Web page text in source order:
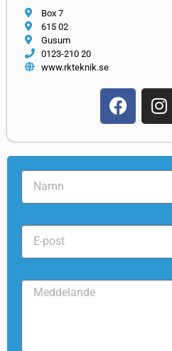
Box 7
615 02
Gusum
0123-210 20
www.rkteknik.se